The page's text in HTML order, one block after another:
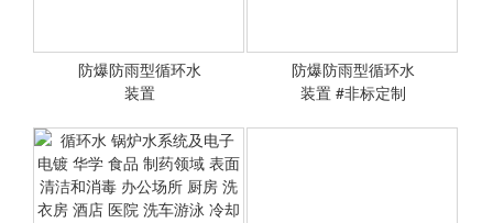
<查看详情> <查看详情>
防爆防雨型循环水
装置
防爆防雨型循环水
装置 #非标定制